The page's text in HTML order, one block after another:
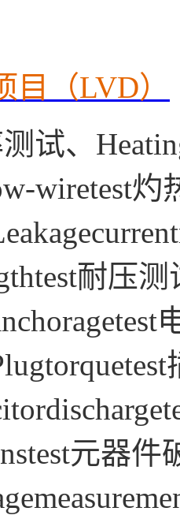
目（LVD）
试、
wiretest灼
耐压
元器件